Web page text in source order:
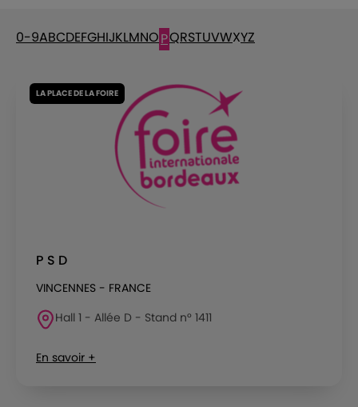
0-9ABCDEFGHIJKLMNOPQRSTUVWXYZ
LA PLACE DE LA FOIRE
P S D
VINCENNES - FRANCE
Hall 1 - Allée D - Stand n° 1411
En savoir +